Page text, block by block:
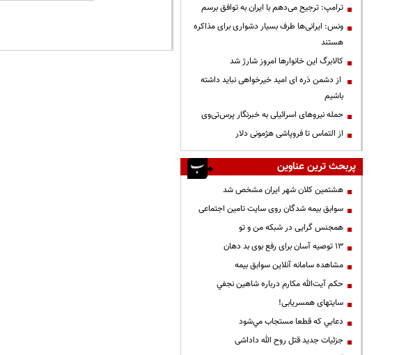
ترامپ: ترجیح می‌دهم با ایران به توافق برسم
ونس: ایرانی‌ها طرف بسیار دشواری برای مذاکره
هستند
کالابرگ این خانوارها امروز شارژ شد
از دشمن ذره ای امید خیرخواهی نباید داشته
باشیم
حمله نیروهای اسرائیلی به خبرنگار پرس‌تی‌وی
از التماس تا فروپاشی هژمونی دلار
پربحث ترین عناوین
هشتمین کلان شهر ایران مشخص شد
سوابق بیمه شدگان روی سایت تامین اجتماعی
همجنس گرایی در شبکه من و تو
13 توصیه آسان برای رفع بوی بد دهان
مشاهده سامانه آنلاين سوابق بیمه
حكم آيت‌الله مكارم درباره شاهين نجفي
سایتهای همسریابی!
دعايي كه قطعا مستجاب مي‌شود
جزئیات جدید قتل روح الله داداشی